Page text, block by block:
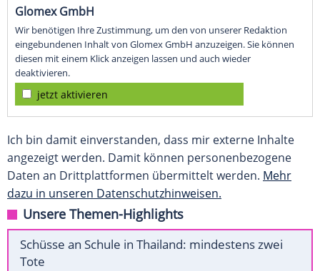
Glomex GmbH
Wir benötigen Ihre Zustimmung, um den von unserer Redaktion
eingebundenen Inhalt von Glomex GmbH anzuzeigen. Sie können
diesen mit einem Klick anzeigen lassen und auch wieder
deaktivieren.
jetzt aktivieren
Ich bin damit einverstanden, dass mir externe Inhalte
angezeigt werden. Damit können personenbezogene
Daten an Drittplattformen übermittelt werden. Mehr
dazu in unseren Datenschutzhinweisen.
Unsere Themen-Highlights
Schüsse an Schule in Thailand: mindestens zwei
Tote